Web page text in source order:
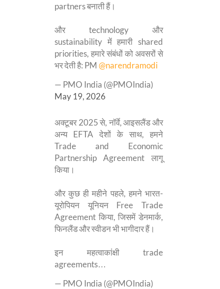
partners बनाती हैं।
और technology और
sustainability में हमारी shared
priorities, हमारे संबंधों को अवसरों से
भर देती है: PM@narendramodi
— PMO India (@PMOIndia)
May 19, 2026
अक्टूबर 2025 से, नॉर्वे, आइसलैंड और
अन्य EFTA देशों के साथ, हमने
Trade and Economic
Partnership Agreement लागू
किया।
और कुछ ही महीने पहले, हमने भारत-
यूरोपियन यूनियन Free Trade
Agreement किया, जिसमें डेनमार्क,
फिनलैंड और स्वीडन भी भागीदार हैं।
इन महत्वाकांक्षी trade
agreements…
— PMO India (@PMOIndia)